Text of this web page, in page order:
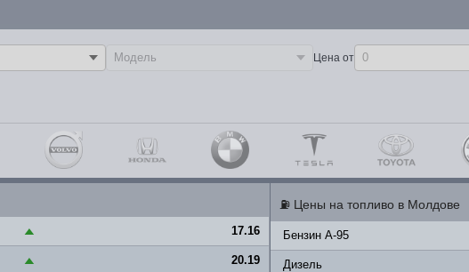
Цена от
▲ 17.16
▲ 20.19
⛽ Цены на топливо в Молдове
Бензин A-95
Дизель